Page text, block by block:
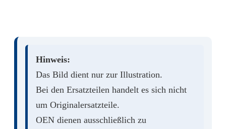
Hinweis:
Das Bild dient nur zur Illustration.
Bei den Ersatzteilen handelt es sich nicht
um Originalersatzteile.
OEN dienen ausschließlich zu